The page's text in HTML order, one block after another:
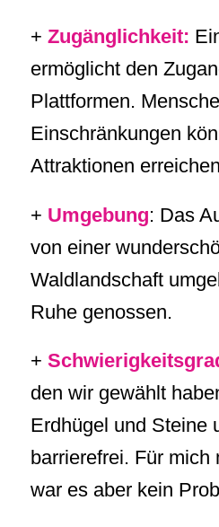
+ Zugänglichkeit:
ermöglicht den
Plattformen.
Einschränkungen
Attraktionen
+ Umgebung: Das
von einer
Waldlandschaft
Ruhe genossen.
+
den wir gewählt
Erdhügel und Steine
barrierefrei. Für mich
war es aber kein